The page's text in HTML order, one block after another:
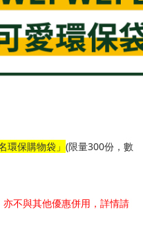
環保購物袋」 (限量300份，數
不與其他優惠併用，詳情請